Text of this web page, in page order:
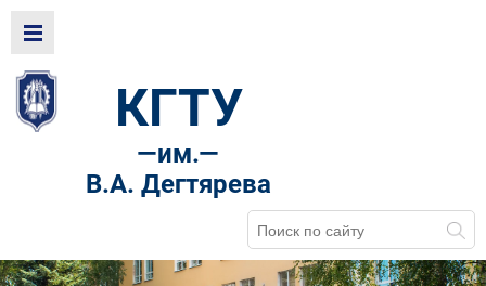
КГТУ
—им.—
В.А. Дегтярева